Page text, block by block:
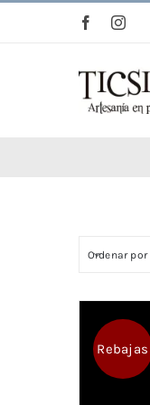
Ordenar por
Rebajas